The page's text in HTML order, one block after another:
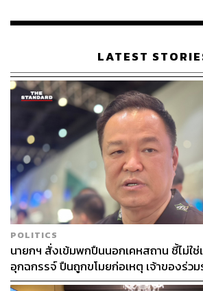
เรือนไทยที่ถูกซุกไว้
LATEST
POLITICS
นายกฯ สั่งเข้มพกปืนนอกเคหสถาน ชี้ไม่ใช่
อุกฉกรรจ์ ปืนถูกขโมยก่อเหตุ เจ้าของร่ว